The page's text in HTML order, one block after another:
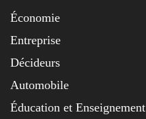
Économie
Entreprise
Décideurs
Automobile
Éducation et Enseignement